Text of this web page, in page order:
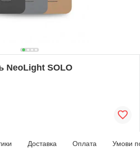
NeoLight SOLO
Доставка Оплата Умови